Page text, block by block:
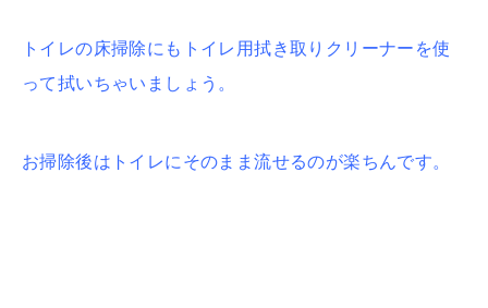
トイレの床掃除にもトイレ用拭き取りクリーナーを使
って拭いちゃいましょう。
お掃除後はトイレにそのまま流せるのが楽ちんです。